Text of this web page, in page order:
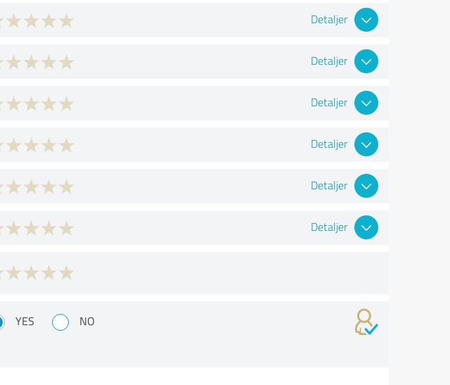
Detaljer
Detaljer
Detaljer
Detaljer
Detaljer
Detaljer
YES NO